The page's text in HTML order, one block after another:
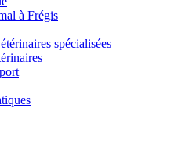
à Frégis
spécialisées